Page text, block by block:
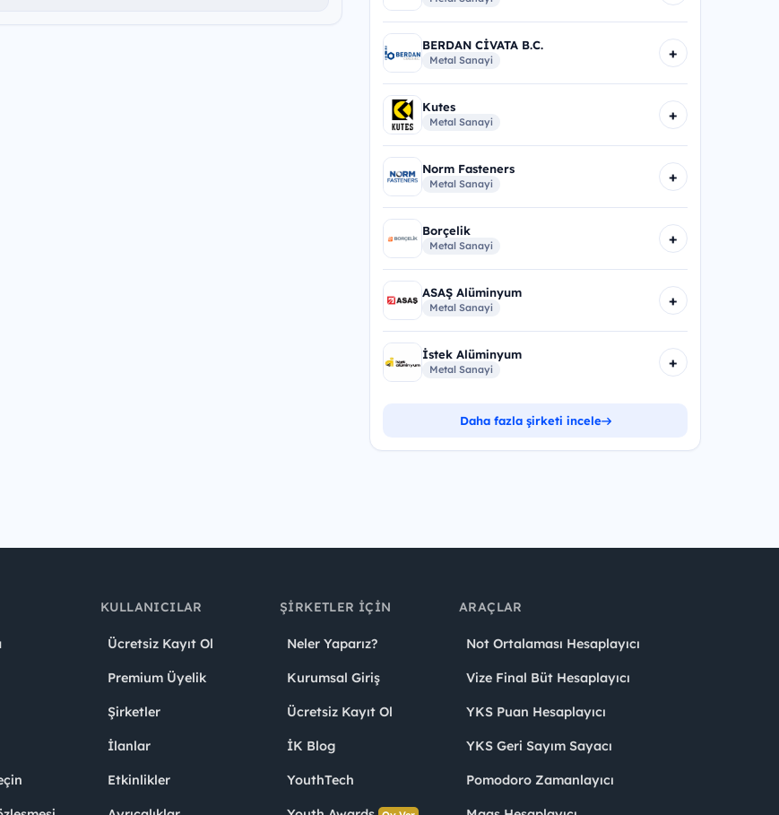
BERDAN CİVATA B.C.
Metal Sanayi +
Kutes
Metal Sanayi +
Norm Fasteners
Metal Sanayi +
Borçelik
Metal Sanayi +
ASAŞ Alüminyum
Metal Sanayi +
İstek Alüminyum
Metal Sanayi +
Daha fazla şirketi incele
KULLANICILAR
Ücretsiz Kayıt Ol
Premium Üyelik
Şirketler
İlanlar
Etkinlikler
ŞIRKETLER İÇIN
Neler Yaparız?
Kurumsal Giriş
Ücretsiz Kayıt Ol
İK Blog
YouthTech
ARAÇLAR
Not Ortalaması Hesaplayıcı
Vize Final Büt Hesaplayıcı
YKS Puan Hesaplayıcı
YKS Geri Sayım Sayacı
Pomodoro Zamanlayıcı